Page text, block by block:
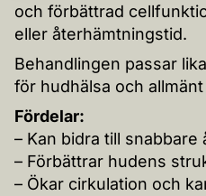
och förbättrad
eller återhämtningstid.
Behandlingen passar
för hudhälsa och
Fördelar:
– Kan bidra till snabbare
– Förbättrar hudens
– Ökar cirkulation och